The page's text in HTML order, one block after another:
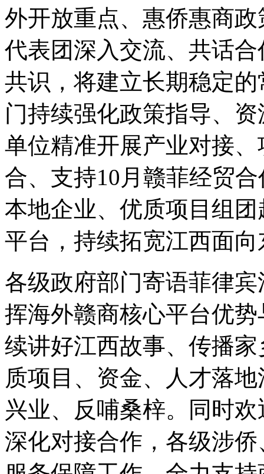
外开放重点、惠侨惠商
代表团深入交流、共话
共识，将建立长期稳定
门持续强化政策指导、
单位精准开展产业对接
合、支持10月赣菲经贸
本地企业、优质项目组
平台，持续拓宽江西面
各级政府部门寄语菲律
挥海外赣商核心平台优
续讲好江西故事、传播
质项目、资金、人才落
兴业、反哺桑梓。同时
深化对接合作，各级涉